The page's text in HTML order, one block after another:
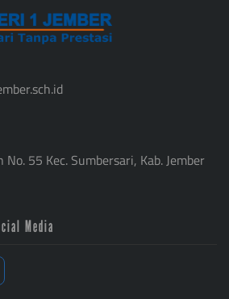
No. 55 Kec. Sumbersari, Kab. Jember
Media